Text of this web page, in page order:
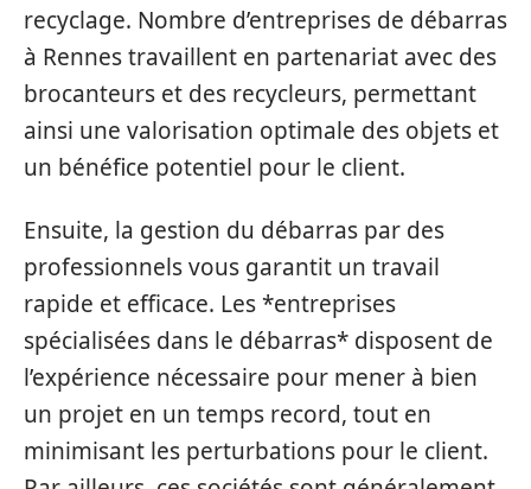
recyclage. Nombre d’entreprises de débarras
à Rennes travaillent en partenariat avec des
brocanteurs et des recycleurs, permettant
ainsi une valorisation optimale des objets et
un bénéfice potentiel pour le client.
Ensuite, la gestion du débarras par des
professionnels vous garantit un travail
rapide et efficace. Les *entreprises
spécialisées dans le débarras* disposent de
l’expérience nécessaire pour mener à bien
un projet en un temps record, tout en
minimisant les perturbations pour le client.